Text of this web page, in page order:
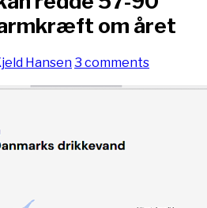
om året
Hansen3 comments